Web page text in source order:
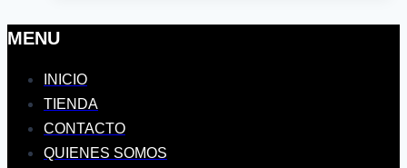
MENU
INICIO
TIENDA
CONTACTO
QUIENES SOMOS